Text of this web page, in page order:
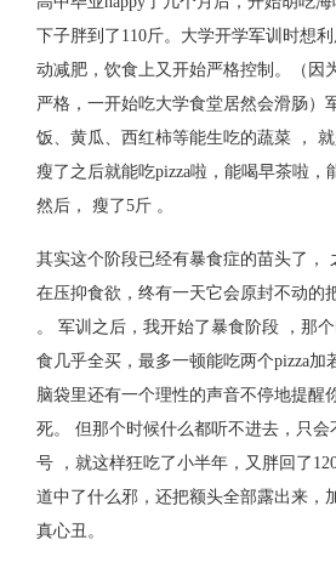
下子胖到了110斤。大学开学军训时想
动减肥，饮食上又开始严格控制。（因
严格，一开始吃大学食堂居然会滑肠）
饭、黄瓜、西红柿等能生吃的蔬菜 ，
瘦了之后就能吃pizza啦，能喝早茶啦，
然后， 瘦了5斤 。
其实这个阶段已经有暴食症的苗头了，
在压抑食欲，终有一天它会原封不动的
。 军训之后，我开始了暴食阶段 ，那
食几乎全买，最多一顿能吃两个pizza加
脑袋里还有一个理性的声音不停地提醒
死。 但那个时候什么都听不进去，只会
号 ，就这样狂吃了小半年，又胖回了
道中了什么邪，还把额头全部露出来，
真心丑。